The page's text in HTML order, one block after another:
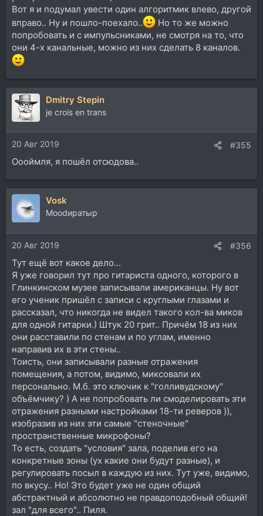
Вот я и подумал увести один алгоритмик влево, другой
вправо.. Ну и пошло-поехало..
Но то же можно
попробовать и с импульсниками, не смотря на то, что
они 4-х канальные, можно из них сделать 8 каналов.
Dmitry Stepin
je crois en trans
20 Авг 2019 #355
Оооймля, я пошёл отсюдова..
Vosk
Moodиратыр
20 Авг 2019 #356
Тут ещё вот какое дело...
Я уже говорил тут про гитариста одного, которого в
Глинкинском музее записывали американцы. Ну вот
его ученик пришёл с записи с круглыми глазами и
рассказал, что никогда не видел такого кол-ва миков
для одной гитарки.) Штук 20 грит.. Причём 18 из них
они расставили по стенам и по углам, именно
направив их в эти стены..
Тоисть, они записывали разные отражения
помещения, а потом, видимо, миксовали их
персонально. М.б. это ключик к "голливудскому"
объёмчику? ) А не попробовать ли смоделировать эти
отражения разными настройками 18-ти реверов )),
изобразив из них эти самые "стеночные"
пространственные микрофоны?
То есть, создать "условия" зала, поделив его на
конкретные зоны (ух какие они будут разные), и
регулировать посыл в каждую из них. Тут уже, видимо,
по вкусу.. Но! Это будет уже не один общий
абстрактный и абсолютно не правдоподобный общий!
зал "для всего".. Пиля.